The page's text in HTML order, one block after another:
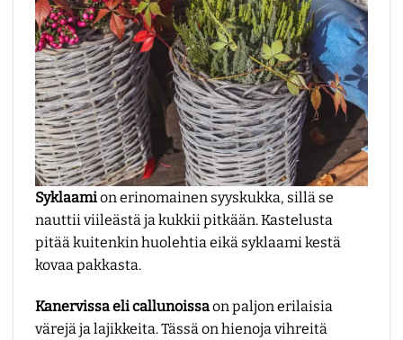
Syklaamion erinomainen syyskukka, sillä se
nauttii viileästä ja kukkii pitkään. Kastelusta
pitää kuitenkin huolehtia eikä syklaami kestä
kovaa pakkasta.
Kanervissa eli callunoissaon paljon erilaisia
värejä ja lajikkeita. Tässä on hienoja vihreitä